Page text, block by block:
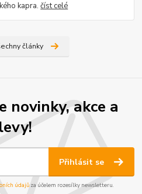
kapra.číst celé
články
novinky, akce a
Přihlásit se
údajůza účelem rozesílky newsletteru.